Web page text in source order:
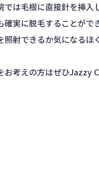
では毛根に直接針を挿
確実に脱毛することがで
照射できるか気になるほ
お考えの方はぜひJazzy